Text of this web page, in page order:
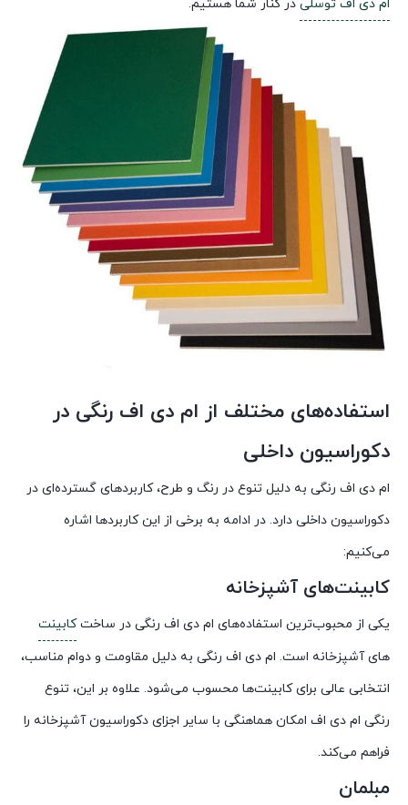
ام دی اف توسلی در کنار شما هستیم.
استفاده‌های مختلف از ام دی اف رنگی در
دکوراسیون داخلی
ام دی اف رنگی به دلیل تنوع در رنگ و طرح، کاربردهای گسترده‌ای در
دکوراسیون داخلی دارد. در ادامه به برخی از این کاربردها اشاره
می‌کنیم:
کابینت‌های آشپزخانه
یکی از محبوب‌ترین استفاده‌های ام دی اف رنگی در ساختکابینت‌
های آشپزخانه است. ام دی اف رنگی به دلیل مقاومت و دوام مناسب،
انتخابی عالی برای کابینت‌ها محسوب می‌شود. علاوه بر این، تنوع
رنگی ام دی اف امکان هماهنگی با سایر اجزای دکوراسیون آشپزخانه را
فراهم می‌کند.
مبلمان